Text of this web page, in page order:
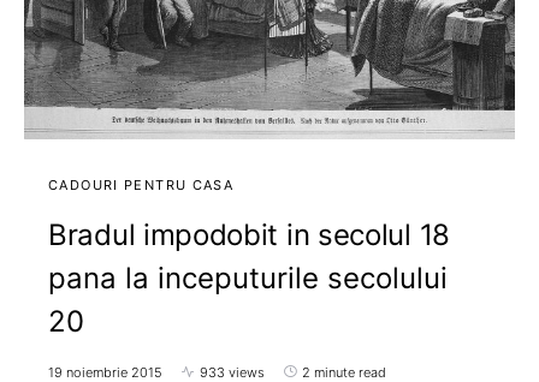
CADOURI PENTRU CASA
Bradul impodobit in secolul 18
pana la inceputurile secolului
20
19 noiembrie 2015 933 views 2 minute read